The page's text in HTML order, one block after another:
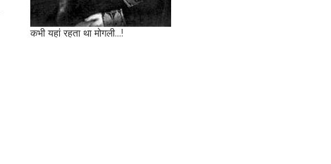
कभी यहां रहता था मोगली...!